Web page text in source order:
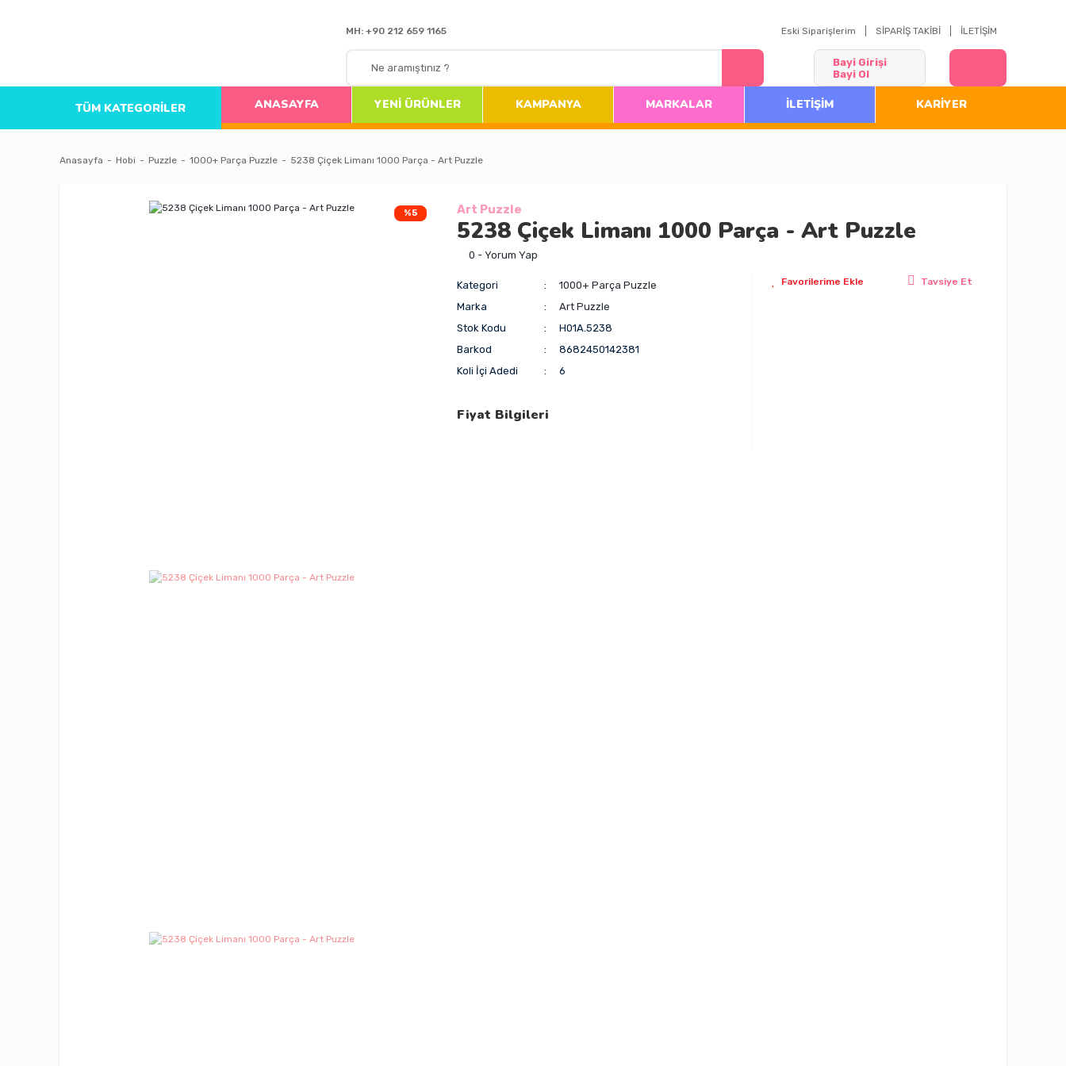
MH: +90 212 659 1165 Eski Siparişlerim SİPARİŞ TAKİBİ İLETİŞİM
Bayi Girişi
Bayi Ol
TÜM KATEGORİLER ANASAYFA YENİ ÜRÜNLER KAMPANYA MARKALAR İLETİŞİM KARİYER
Anasayfa Hobi Puzzle 1000+ Parça Puzzle 5238 Çiçek Limanı 1000 Parça - Art Puzzle
%5 Art Puzzle
5238 Çiçek Limanı 1000 Parça - Art Puzzle
0 - Yorum Yap
Kategori
1000+ Parça Puzzle
Marka
Art Puzzle
Stok Kodu
H01A.5238
Barkod
8682450142381
Koli İçi Adedi
6
Fiyat Bilgileri
Tavsiye Et